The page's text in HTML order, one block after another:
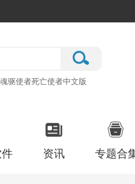
驱使者死亡使者中文版
资讯 专题合